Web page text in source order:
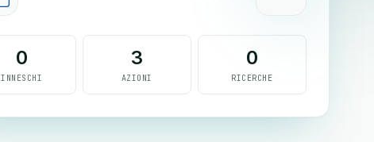
0
INNESCHI
3
AZIONI
0
RICERCHE